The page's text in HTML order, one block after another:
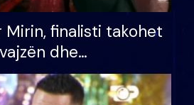
Mirin, finalisti takohet
dhe
S’kemi ndonjë letër